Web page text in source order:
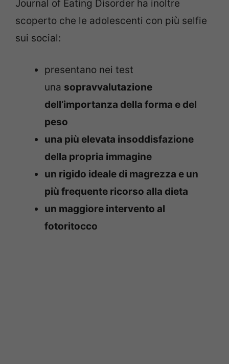
Journal of Eating Disorder ha inoltre
scoperto che le adolescenti con più selfie
sui social:
presentano nei test
una sopravvalutazione
dell’importanza della forma e del
peso
una più elevata insoddisfazione
della propria immagine
un rigido ideale di magrezza e un
più frequente ricorso alla dieta
un maggiore intervento al
fotoritocco